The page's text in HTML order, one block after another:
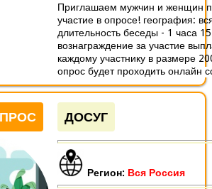
Приглашаем мужчин и женщин
участие в опросе! география:
длительность беседы - 1 часа
вознаграждение за участие
каждому участнику в размере
опрос будет проходить онлайн
ДОСУГ
Регион: Вся Россия